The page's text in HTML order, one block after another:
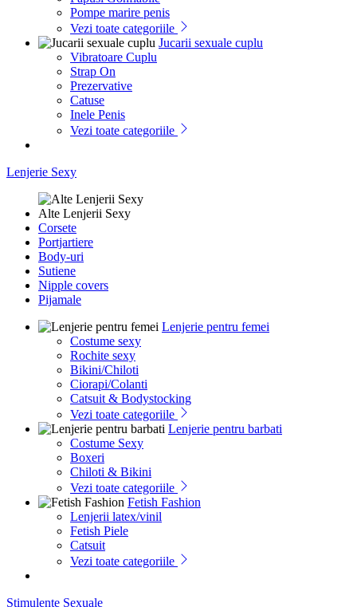
Pompe marire penis
Vezi toate categoriile
Jucarii sexuale cuplu
Vibratoare Cuplu
Strap On
Prezervative
Catuse
Inele Penis
Vezi toate categoriile
Lenjerie Sexy
Alte Lenjerii Sexy
Corsete
Portjartiere
Body-uri
Sutiene
Nipple covers
Pijamale
Lenjerie pentru femei
Costume sexy
Rochite sexy
Bikini/Chiloti
Ciorapi/Colanti
Catsuit & Bodystocking
Vezi toate categoriile
Lenjerie pentru barbati
Costume Sexy
Boxeri
Chiloti & Bikini
Vezi toate categoriile
Fetish Fashion
Lenjerii latex/vinil
Fetish Piele
Catsuit
Vezi toate categoriile
Stimulente Sexuale